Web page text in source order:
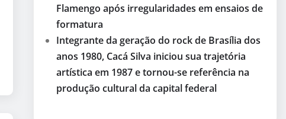
Flamengo após irregularidades em ensaios de
formatura
Integrante da geração do rock de Brasília dos
anos 1980, Cacá Silva iniciou sua trajetória
artística em 1987 e tornou-se referência na
produção cultural da capital federal